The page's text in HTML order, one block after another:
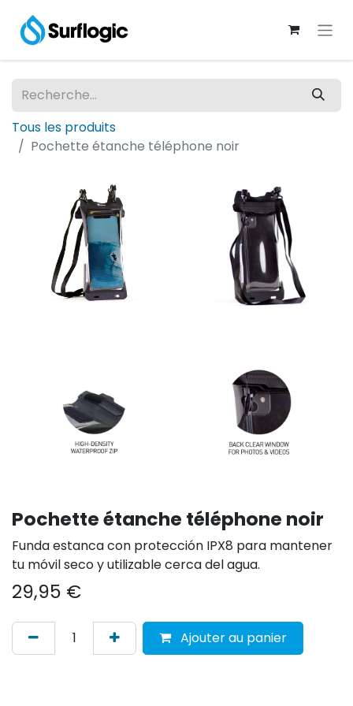
Tous les produits
Pochette étanche téléphone noir
Pochette étanche téléphone noir
Funda estanca con protección IPX8 para mantener
tu móvil seco y utilizable cerca del agua.
29,95 €
Ajouter au panier